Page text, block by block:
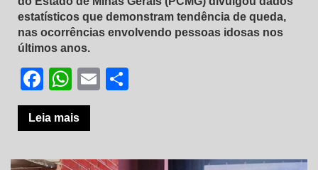
estatísticos que demonstram tendência de queda,
nas ocorrências envolvendo pessoas idosas nos
últimos anos.
Facebook
WhatsApp
Email
Leia mais